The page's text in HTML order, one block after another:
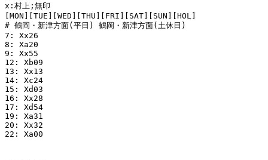
x:村上;無印
[MON][TUE][WED][THU][FRI][SAT][SUN][HOL]
# 鶴岡・新津方面(平日) 鶴岡・新津方面(土休日)
7: Xx26
8: Xa20
9: Xx55
12: Xb09
13: Xx13
14: Xc24
15: Xd03
16: Xx28
17: Xd54
19: Xa31
20: Xx32
22: Xa00